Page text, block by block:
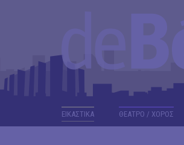
ΕΙΚΑΣΤΙΚΑ ΘΕΑΤΡΟ / ΧΟΡΟΣ